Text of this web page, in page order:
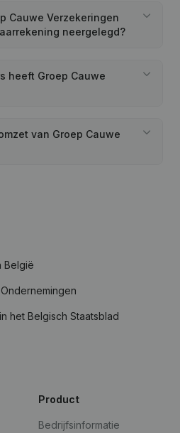
Cauwe Verzekeringen
neergelegd?
heeft Groep Cauwe
van Groep Cauwe
België
het Belgisch Staatsblad
Product
Bedrijfsinformatie